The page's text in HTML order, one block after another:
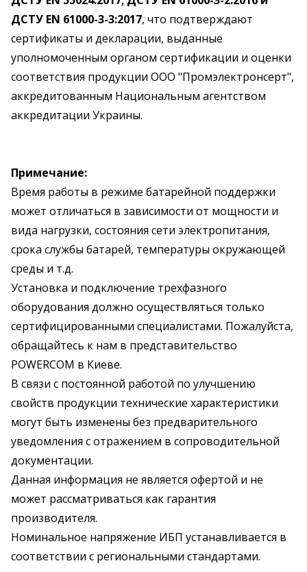
ДСТУ EN 61000-3-3:2017, что подтверждают
сертификаты и декларации, выданные
уполномоченным органом сертификации и оценки
соответствия продукции ООО "Промэлектронсерт",
аккредитованным Национальным агентством
аккредитации Украины.
Примечание:
Время работы в режиме батарейной поддержки
может отличаться в зависимости от мощности и
вида нагрузки, состояния сети электропитания,
срока службы батарей, температуры окружающей
среды и т.д.
Установка и подключение трехфазного
оборудования должно осуществляться только
сертифицированными специалистами. Пожалуйста,
обращайтесь к нам в представительство
POWERCOM в Киеве.
В связи с постоянной работой по улучшению
свойств продукции технические характеристики
могут быть изменены без предварительного
уведомления с отражением в сопроводительной
документации.
Данная информация не является офертой и не
может рассматриваться как гарантия
производителя.
Номинальное напряжение ИБП устанавливается в
соответствии с региональными стандартами.